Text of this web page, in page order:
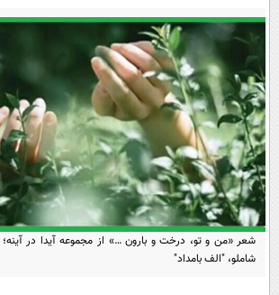
حوادث
یک برش دانایی
محیط زیست
سفر و تفریح
بین الملل
سیاست خارجی
فرهنگ و هنر
علم و دانش
فناوری و It
اخبار کریپتو
قرآن
گوناگون
سرگرمی
باشگاه مغز
مجله تصویری سلاح
فیلم
اقتصاد
ورزش
عصر ایران 2
خواندنی ها و دیدنی ها
آموزش زبان
شاملو، "الف بامداد"